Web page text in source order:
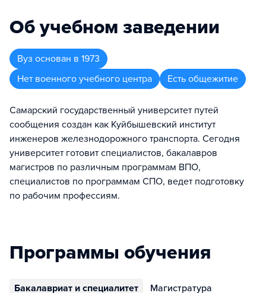
Об учебном заведении
Вуз основан в 1973
Нет военного учебного центра
Есть общежитие
Самарский государственный университет путей
сообщения создан как Куйбышевский институт
инженеров железнодорожного транспорта. Сегодня
университет готовит специалистов, бакалавров
магистров по различным программам ВПО,
специалистов по программам СПО, ведет подготовку
по рабочим профессиям.
Программы обучения
Бакалавриат и специалитет Магистратура